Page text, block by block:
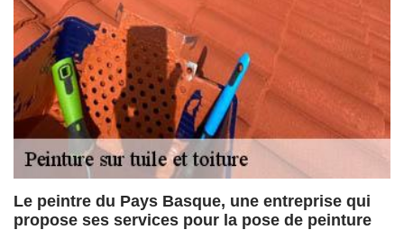
Le peintre du Pays Basque, une entreprise qui
propose ses services pour la pose de peinture